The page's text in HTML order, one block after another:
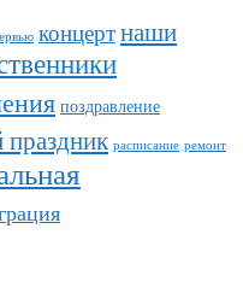
концертнаши
поздравление
праздник расписание ремонт